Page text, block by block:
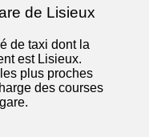
de Lisieux
de taxi dont la
est Lisieux.
plus proches
des courses